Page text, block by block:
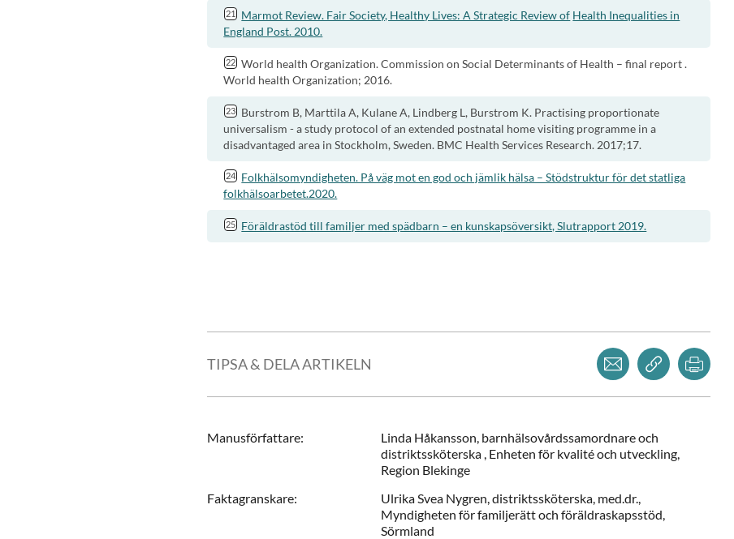
Marmot Review. Fair Society, Healthy Lives: A Strategic Review of Health Inequalities in
England Post. 2010.
World health Organization. Commission on Social Determinants of Health – final report .
World health Organization; 2016.
Burstrom B, Marttila A, Kulane A, Lindberg L, Burstrom K. Practising proportionate
universalism - a study protocol of an extended postnatal home visiting programme in a
disadvantaged area in Stockholm, Sweden. BMC Health Services Research. 2017;17.
Folkhälsomyndigheten. På väg mot en god och jämlik hälsa – Stödstruktur för det statliga
folkhälsoarbetet.2020.
Föräldrastöd till familjer med spädbarn – en kunskapsöversikt, Slutrapport 2019.
TIPSA & DELA ARTIKELN
Dela via mejlKopiera länk
Manusförfattare: Linda Håkansson, barnhälsovårdssamordnare och
distriktssköterska , Enheten för kvalité och utveckling,
Region Blekinge
Faktagranskare: Ulrika Svea Nygren,distriktssköterska, med.dr.,
Myndigheten för familjerätt och föräldraskapsstöd,
Sörmland